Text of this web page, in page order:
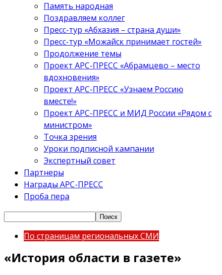
Память народная
Поздравляем коллег
Пресс-тур «Абхазия – страна души»
Пресс-тур «Можайск принимает гостей»
Продолжение темы
Проект АРС-ПРЕСС «Абрамцево – место
вдохновения»
Проект АРС-ПРЕСС «Узнаем Россию
вместе!»
Проект АРС-ПРЕСС и МИД России «Рядом с
министром»
Точка зрения
Уроки подписной кампании
Экспертный совет
Партнеры
Награды АРС-ПРЕСС
Проба пера
По страницам региональных СМИ
«История области в газете»